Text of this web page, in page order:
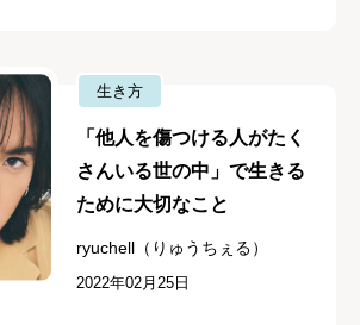
生き方
「他人を傷つける人がたく
さんいる世の中」で生きる
ために大切なこと
ryuchell（りゅうちぇる）
2022年02月25日